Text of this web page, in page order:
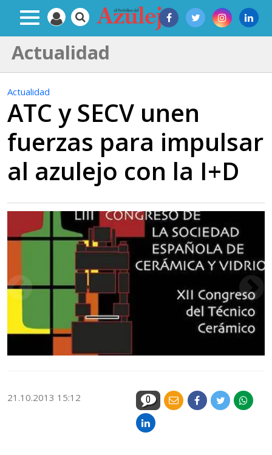
Actualidad
Actualidad
ATC y SECV unen
fuerzas para impulsar
al azulejo con la I+D
21.10.2013 15:12 0